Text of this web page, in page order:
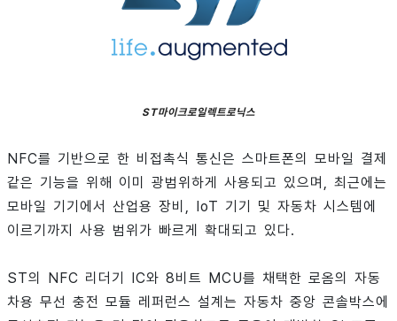
ST마이크로일렉트로닉스
NFC를 기반으로 한 비접촉식 통신은 스마트폰의 모바일 결제
같은 기능을 위해 이미 광범위하게 사용되고 있으며, 최근에는
모바일 기기에서 산업용 장비, IoT 기기 및 자동차 시스템에
이르기까지 사용 범위가 빠르게 확대되고 있다.
ST의 NFC 리더기 IC와 8비트 MCU를 채택한 로옴의 자동
차용 무선 충전 모듈 레퍼런스 설계는 자동차 중앙 콘솔박스에